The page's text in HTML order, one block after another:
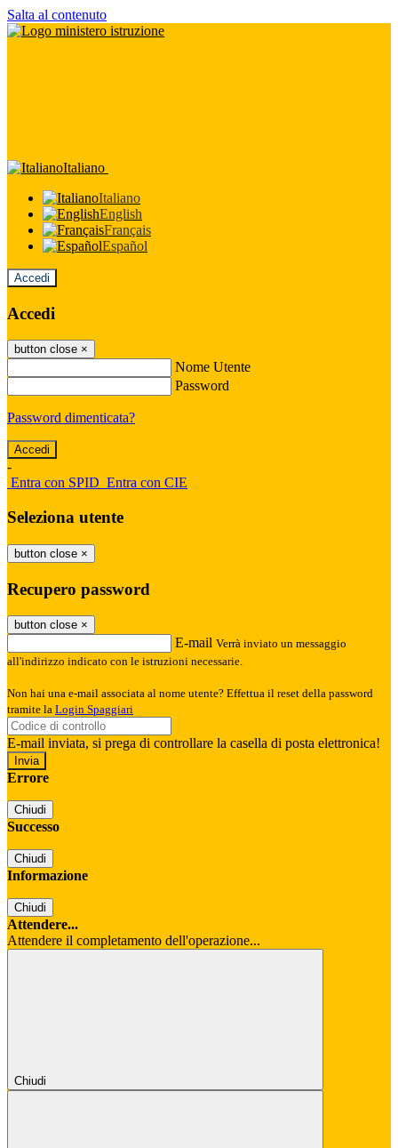
Salta al contenuto
Italiano
Italiano
English
Français
Español
Accedi
Accedi
button close ×
Nome Utente
Password
Password dimenticata?
-
Entra con SPID Entra con CIE
Seleziona utente
button close ×
Recupero password
button close ×
E-mail Verrà inviato un messaggio
all'indirizzo indicato con le istruzioni necessarie.
Non hai una e-mail associata al nome utente? Effettua il reset della password
tramite la Login Spaggiari
E-mail inviata, si prega di controllare la casella di posta elettronica!
Errore
Chiudi
Successo
Chiudi
Informazione
Chiudi
Attendere...
Attendere il completamento dell'operazione...
Chiudi